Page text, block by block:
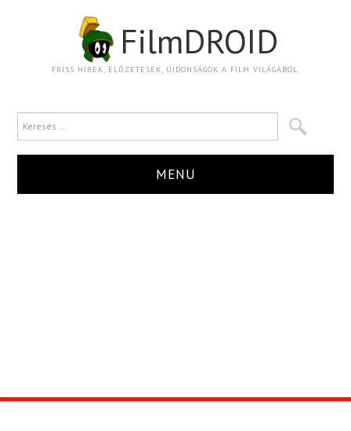
FilmDROID
FRISS HÍREK, ELŐZETESEK, ÚJDONSÁGOK A FILM VILÁGÁBÓL.
MENU